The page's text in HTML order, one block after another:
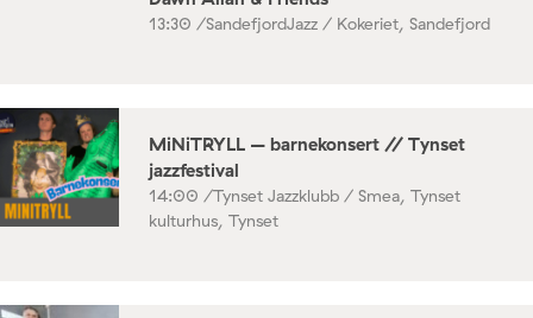
13:30 /SandefjordJazz / Kokeriet, Sandefjord
MiNiTRYLL – barnekonsert // Tynset
jazzfestival
14:00 /Tynset Jazzklubb / Smea, Tynset
kulturhus, Tynset